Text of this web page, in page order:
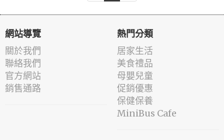
網站導覽
關於我們
聯絡我們
官方網站
銷售通路
熱門分類
居家生活
美食禮品
母嬰兒童
促銷優惠
保健保養
MiniBus Cafe